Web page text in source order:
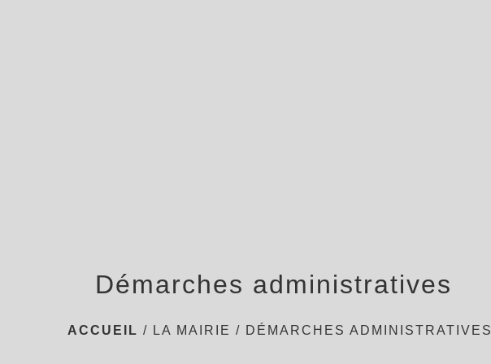
Démarches administratives
ACCUEIL / LA MAIRIE / DÉMARCHES ADMINISTRATIVES